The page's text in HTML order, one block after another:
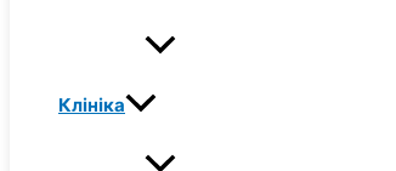
Клініка